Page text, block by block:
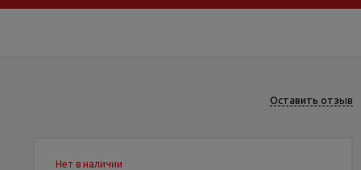
Оставить отзыв
Нет в наличии